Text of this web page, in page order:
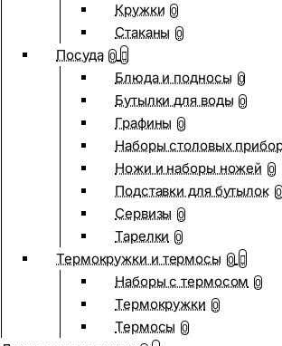
Кружки 0
Стаканы 0
Посуда 0
Блюда и подносы 0
Бутылки для воды 0
Графины 0
Наборы столовых
Ножи и наборы ножей 0
Подставки для бутылок 0
Сервизы 0
Тарелки 0
Термокружки и термосы 0
Наборы с термосом 0
Термокружки 0
Термосы 0